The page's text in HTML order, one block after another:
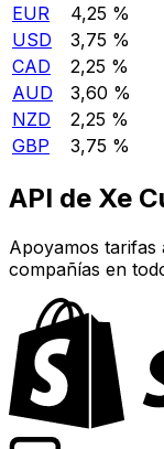
EUR
4,25 %
USD
3,75 %
CAD
2,25 %
AUD
3,60 %
NZD
2,25 %
GBP
3,75 %
API de Xe
Apoyamos tarifas
compañías en